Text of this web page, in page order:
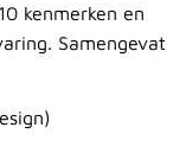
kenmerken en
Samengevat